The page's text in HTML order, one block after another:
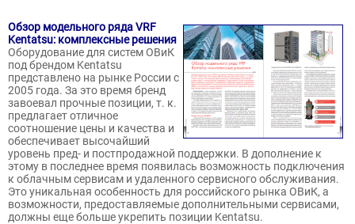
Обзор модельного ряда VRF
Kentatsu: комплексные решения
Оборудование для систем ОВиК
под брендом Kentatsu
представлено на рынке России с
2005 года. За это время бренд
завоевал прочные позиции, т. к.
предлагает отличное
соотношение цены и качества и
обеспечивает высочайший
уровень пред- и постпродажной поддержки. В дополнение к
этому в последнее время появилась возможность подключения
к облачным сервисам и удаленного сервисного обслуживания.
Это уникальная особенность для российского рынка ОВиК, а
возможности, предоставляемые дополнительными сервисами,
должны еще больше укрепить позиции Kentatsu.